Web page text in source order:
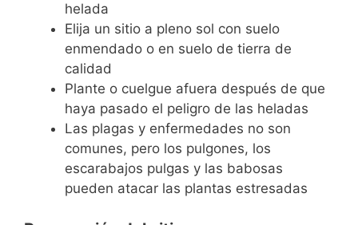
helada
Elija un sitio a pleno sol con suelo
enmendado o en suelo de tierra de
calidad
Plante o cuelgue afuera después de que
haya pasado el peligro de las heladas
Las plagas y enfermedades no son
comunes, pero los pulgones, los
escarabajos pulgas y las babosas
pueden atacar las plantas estresadas